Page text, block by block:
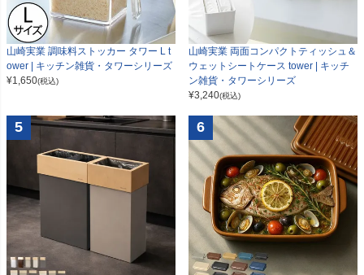
山崎実業 調味料ストッカー タワー L t
ower | キッチン雑貨・タワーシリーズ
¥1,650(税込)
山崎実業 両面コンパクトティッシュ＆
ウェットシートケース tower | キッチ
ン雑貨・タワーシリーズ
¥3,240(税込)
5 6